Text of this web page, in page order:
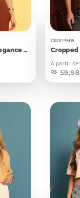
Cropped Max Elegance 28
CROPPEDS
A partir de:
R$ 59,98